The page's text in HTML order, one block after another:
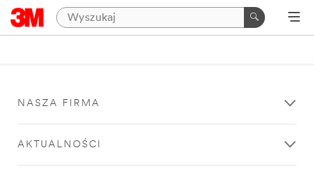
NASZA FIRMA
AKTUALNOŚCI